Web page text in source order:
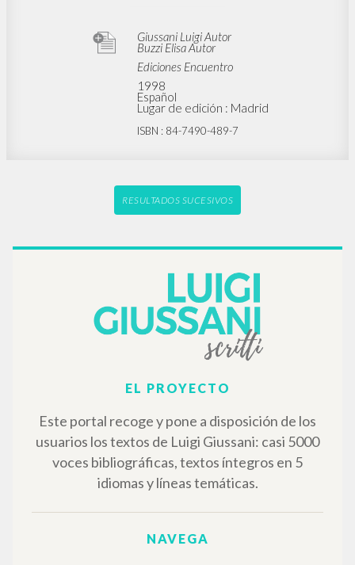
Giussani Luigi Autor
Buzzi Elisa Autor
Ediciones Encuentro
1998
Español
Lugar de edición : Madrid
ISBN : 84-7490-489-7
RESULTADOS SUCESIVOS
EL PROYECTO
Este portal recoge y pone a disposición de los
usuarios los textos de Luigi Giussani: casi 5000
voces bibliográficas, textos íntegros en 5
idiomas y líneas temáticas.
NAVEGA